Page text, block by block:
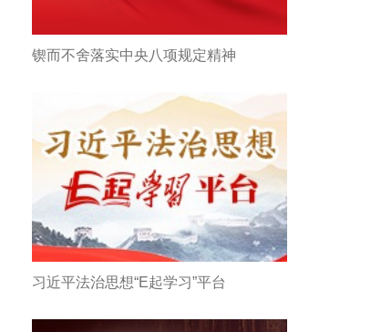
锲而不舍落实中央八项规定精神
习近平法治思想“E起学习”平台